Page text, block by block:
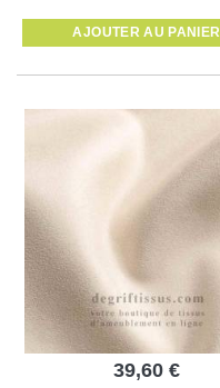
AJOUTER AU PANIER
39,60 €